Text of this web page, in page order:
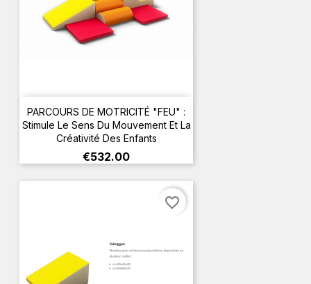
PARCOURS DE MOTRICITÉ "FEU" :
Stimule Le Sens Du Mouvement Et La
Créativité Des Enfants
Price
€532.00
favorite_border